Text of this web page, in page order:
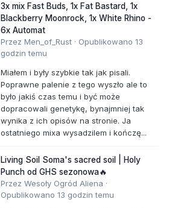
3x mix Fast Buds, 1x Fat Bastard, 1x
Blackberry Moonrock, 1x White Rhino -
6x Automat
Przez Men_of_Rust · Opublikowano 13
godzin temu
Miałem i były szybkie tak jak pisali.
Poprawne palenie z tego wyszło ale to
było jakiś czas temu i być może
dopracowali genetykę, bynajmniej tak
wynika z ich opisów na stronie. Ja
ostatniego mixa wysadzilem i kończę...
Living Soil Soma's sacred soil | Holy
Punch od GHS sezonowa🔥
Przez Wesoły Ogród Aliena ·
Opublikowano 13 godzin temu